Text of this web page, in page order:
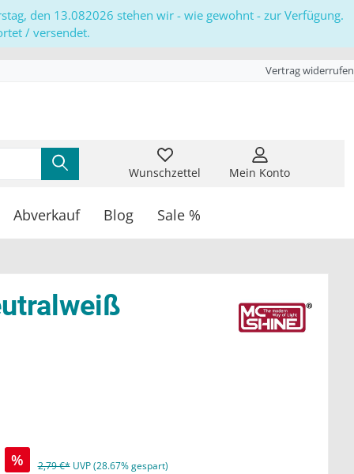
den 13.082026 stehen wir - wie gewohnt - zur Verfügung.
/ versendet.
Vertrag widerrufen
Wunschzettel Mein Konto
Abverkauf Blog Sale %
% 2,79 €* UVP (28.67% gespart)